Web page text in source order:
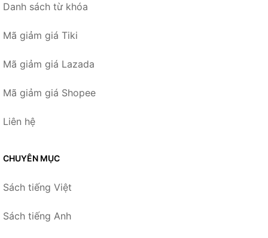
Danh sách từ khóa
Mã giảm giá Tiki
Mã giảm giá Lazada
Mã giảm giá Shopee
Liên hệ
CHUYÊN MỤC
Sách tiếng Việt
Sách tiếng Anh